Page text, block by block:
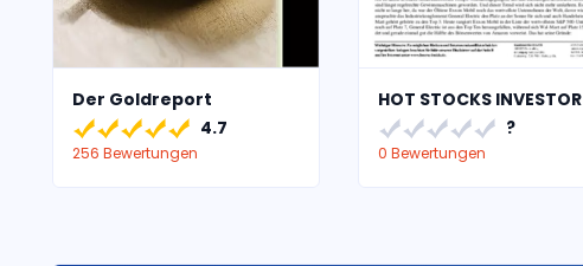
Der Goldreport
4.7
256 Bewertungen
HOT STOCKS INVESTOR
?
0 Bewertungen